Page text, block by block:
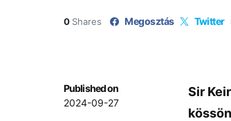
0 Shares Megosztás Twitter
Published on
2024-09-27
Sir